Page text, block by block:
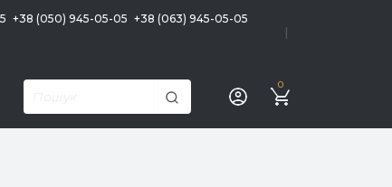
+38 (050) 945-05-05 +38 (063) 945-05-05
0